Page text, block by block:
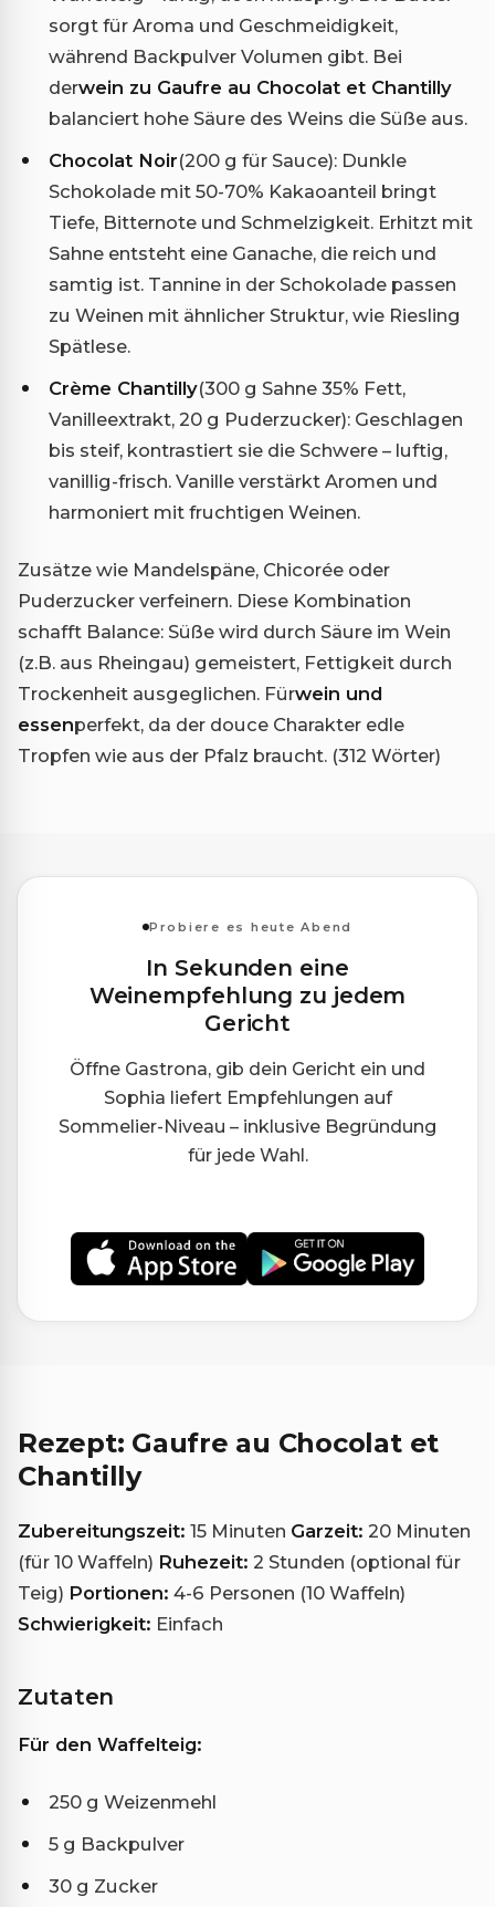
sorgt für Aroma und Geschmeidigkeit,
während Backpulver Volumen gibt. Bei
derwein zu Gaufre au Chocolat et Chantilly
balanciert hohe Säure des Weins die Süße aus.
Chocolat Noir(200 g für Sauce): Dunkle
Schokolade mit 50-70% Kakaoanteil bringt
Tiefe, Bitternote und Schmelzigkeit. Erhitzt mit
Sahne entsteht eine Ganache, die reich und
samtig ist. Tannine in der Schokolade passen
zu Weinen mit ähnlicher Struktur, wie Riesling
Spätlese.
Crème Chantilly(300 g Sahne 35% Fett,
Vanilleextrakt, 20 g Puderzucker): Geschlagen
bis steif, kontrastiert sie die Schwere – luftig,
vanillig-frisch. Vanille verstärkt Aromen und
harmoniert mit fruchtigen Weinen.
Zusätze wie Mandelspäne, Chicorée oder
Puderzucker verfeinern. Diese Kombination
schafft Balance: Süße wird durch Säure im Wein
(z.B. aus Rheingau) gemeistert, Fettigkeit durch
Trockenheit ausgeglichen. Fürwein und
essenperfekt, da der douce Charakter edle
Tropfen wie aus der Pfalz braucht. (312 Wörter)
Probiere es heute Abend
In Sekunden eine
Weinempfehlung zu jedem
Gericht
Öffne Gastrona, gib dein Gericht ein und
Sophia liefert Empfehlungen auf
Sommelier-Niveau – inklusive Begründung
für jede Wahl.
Rezept: Gaufre au Chocolat et
Chantilly
Zubereitungszeit: 15 Minuten Garzeit: 20 Minuten
(für 10 Waffeln) Ruhezeit: 2 Stunden (optional für
Teig) Portionen: 4-6 Personen (10 Waffeln)
Schwierigkeit: Einfach
Zutaten
Für den Waffelteig:
250 g Weizenmehl
5 g Backpulver
30 g Zucker